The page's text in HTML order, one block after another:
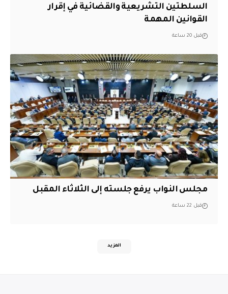
السلطتين التشريعية والقضائية في إقرار
القوانين المهمة
قبل 20 ساعة
مجلس النواب يرفع جلسته إلى الثلاثاء المقبل
قبل 22 ساعة
المزيد